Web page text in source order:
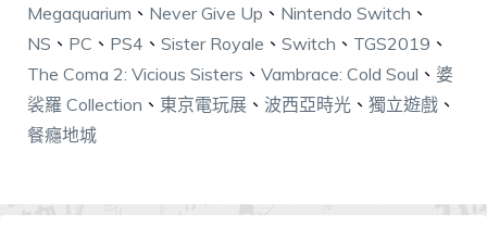
Megaquarium 、 Never Give Up 、 Nintendo Switch 、
NS 、 PC 、 PS4 、 Sister Royale 、 Switch 、 TGS2019 、
The Coma 2: Vicious Sisters 、 Vambrace: Cold Soul 、 婆
裟羅 Collection 、 東京電玩展 、 波西亞時光 、 獨立遊戲 、
餐癮地城